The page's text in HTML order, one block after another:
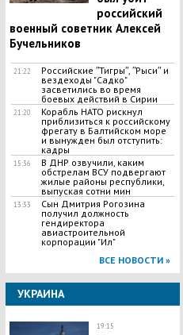
российский
военный советник Алексей
Бучельников
21:22
Российские ʺТигрыʺ, ʺРысиʺ и
вездеходы "Садко"
засветились во время
боевых действий в Сирии
21:20
Корабль НАТО рискнул
приблизиться к российскому
фрегату в Балтийском море
и вынужден был отступить:
кадры
15:36
В ДНР озвучили, каким
обстрелам ВСУ подвергают
жилые районы республики,
выпуская сотни мин
13:33
Сын Дмитрия Рогозина
получил должность
гендиректора
авиастроительной
корпорации "Ил"
ВСЕ НОВОСТИ »
УКРАИНА
19:15